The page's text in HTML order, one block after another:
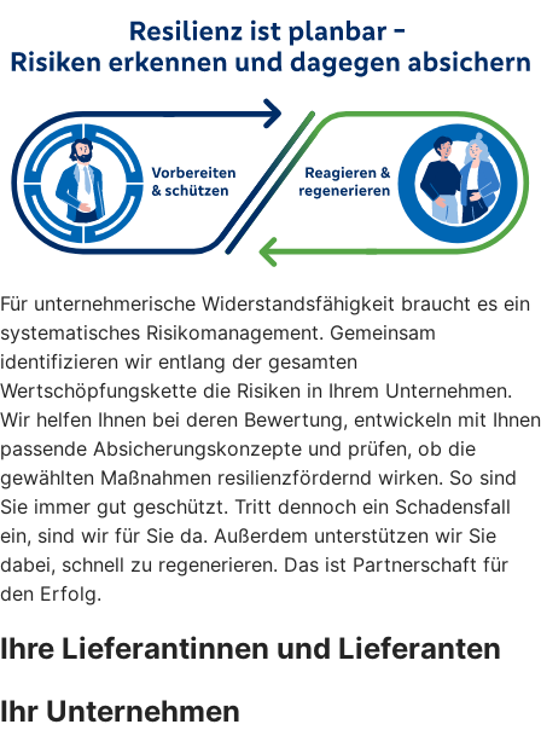
Für unternehmerische Widerstandsfähigkeit braucht es ein
systematisches Risikomanagement. Gemeinsam
identifizieren wir entlang der gesamten
Wertschöpfungskette die Risiken in Ihrem Unternehmen.
Wir helfen Ihnen bei deren Bewertung, entwickeln mit Ihnen
passende Absicherungskonzepte und prüfen, ob die
gewählten Maßnahmen resilienzfördernd wirken. So sind
Sie immer gut geschützt. Tritt dennoch ein Schadensfall
ein, sind wir für Sie da. Außerdem unterstützen wir Sie
dabei, schnell zu regenerieren. Das ist Partnerschaft für
den Erfolg.
Ihre Lieferantinnen und Lieferanten
Ihr Unternehmen